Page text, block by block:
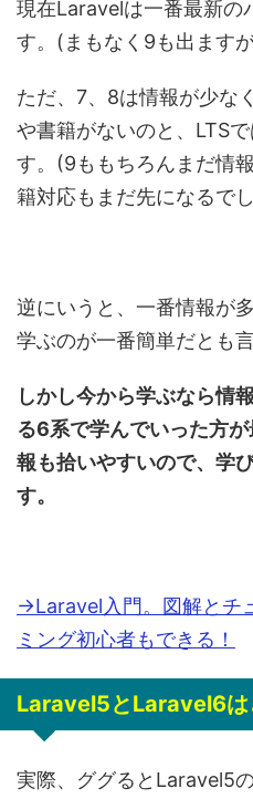
現在Laravelは一番最新の
す。(まもなく9も出ます
ただ、7、8は情報が少な
や書籍がないのと、LTS
す。(9ももちろんまだ情
籍対応もまだ先になるで
逆にいうと、一番情報が
学ぶのが一番簡単だとも言
しかし今から学ぶなら情
る6系で学んでいった方
報も拾いやすいので、学
す。
→Laravel入門。図解とチ
ミング初心者もできる！
Laravel5とLaravel6は
実際、ググるとLaravel5